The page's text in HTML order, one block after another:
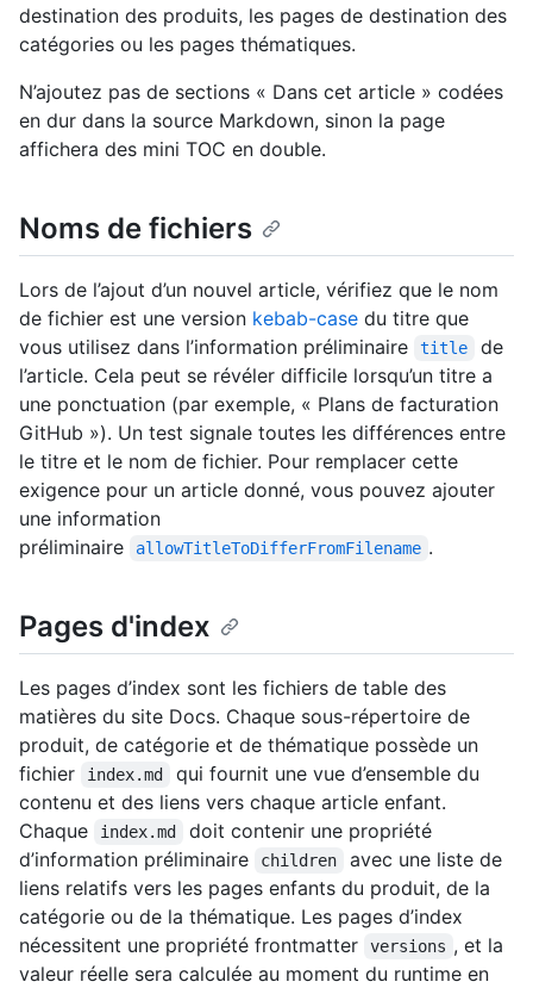
destination des produits, les pages de destination des
catégories ou les pages thématiques.
N’ajoutez pas de sections « Dans cet article » codées
en dur dans la source Markdown, sinon la page
affichera des mini TOC en double.
Noms de fichiers
Lors de l’ajout d’un nouvel article, vérifiez que le nom
de fichier est une version kebab-case du titre que
vous utilisez dans l’information préliminaire
title
de
l’article. Cela peut se révéler difficile lorsqu’un titre a
une ponctuation (par exemple, « Plans de facturation
GitHub »). Un test signale toutes les différences entre
le titre et le nom de fichier. Pour remplacer cette
exigence pour un article donné, vous pouvez ajouter
une information
préliminaire
allowTitleToDifferFromFilename .
Pages d'index
Les pages d’index sont les fichiers de table des
matières du site Docs. Chaque sous-répertoire de
produit, de catégorie et de thématique possède un
fichier
index.md
qui fournit une vue d’ensemble du
contenu et des liens vers chaque article enfant.
Chaque
index.md
doit contenir une propriété
d’information préliminaire
children
avec une liste de
liens relatifs vers les pages enfants du produit, de la
catégorie ou de la thématique. Les pages d’index
nécessitent une propriété frontmatter
versions , et la
valeur réelle sera calculée au moment du runtime en